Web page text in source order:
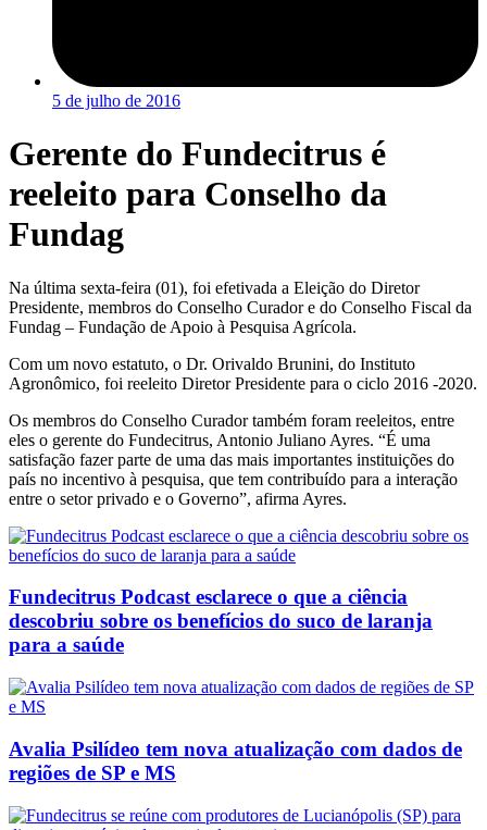
5 de julho de 2016
Gerente do Fundecitrus é
reeleito para Conselho da
Fundag
Na última sexta-feira (01), foi efetivada a Eleição do Diretor
Presidente, membros do Conselho Curador e do Conselho Fiscal da
Fundag – Fundação de Apoio à Pesquisa Agrícola.
Com um novo estatuto, o Dr. Orivaldo Brunini, do Instituto
Agronômico, foi reeleito Diretor Presidente para o ciclo 2016 -2020.
Os membros do Conselho Curador também foram reeleitos, entre
eles o gerente do Fundecitrus, Antonio Juliano Ayres. “É uma
satisfação fazer parte de uma das mais importantes instituições do
país no incentivo à pesquisa, que tem contribuído para a interação
entre o setor privado e o Governo”, afirma Ayres.
Fundecitrus Podcast esclarece o que a ciência
descobriu sobre os benefícios do suco de laranja
para a saúde
Avalia Psilídeo tem nova atualização com dados de
regiões de SP e MS